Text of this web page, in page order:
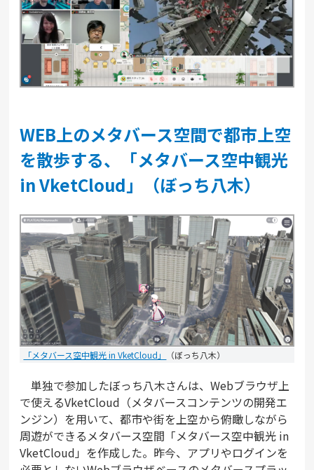
WEB上のメタバース空間で都市上空
を散歩する、「メタバース空中観光
in VketCloud」（ぼっち八木）
「メタバース空中観光 in VketCloud」 （ぼっち八木）
単独で参加したぼっち八木さんは、Webブラウザ上
で使えるVketCloud（メタバースコンテンツの開発エ
ンジン）を用いて、都市や街を上空から俯瞰しながら
周遊ができるメタバース空間「メタバース空中観光 in
VketCloud」を作成した。昨今、アプリやログインを